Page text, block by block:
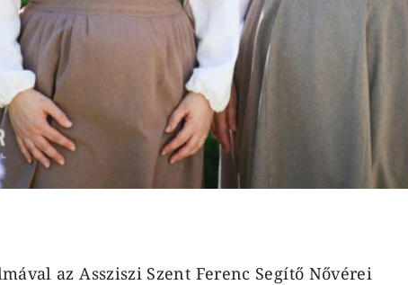
az Assziszi Szent Ferenc Segítő Nővérei